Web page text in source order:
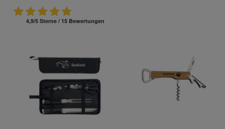
4,9/5 Sterne / 15 Bewertungen